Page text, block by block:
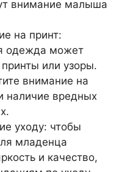
внимание малыша
на принт:
одежда может
или узоры.
внимание на
наличие вредных
уходу: чтобы
младенца
и качество,